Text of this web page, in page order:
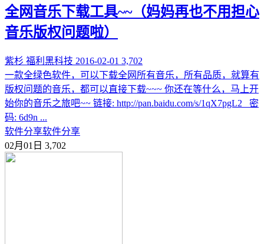
全网音乐下载工具~~（妈妈再也不用担心
音乐版权问题啦）
紫杉 福利黑科技 2016-02-01 3,702
一款全绿色软件，可以下载全网所有音乐，所有品质，就算有
版权问题的音乐，都可以直接下载~~~ 你还在等什么，马上开
始你的音乐之旅吧~~ 链接: http://pan.baidu.com/s/1qX7pgL2 密
码: 6d9n ...
软件分享软件分享
02月01日 3,702